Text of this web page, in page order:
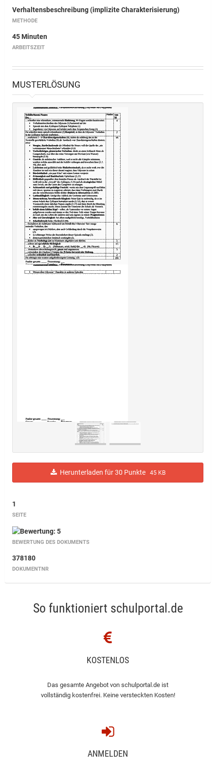
Verhaltensbeschreibung (implizite Charakterisierung)
METHODE
45 Minuten
ARBEITSZEIT
MUSTERLÖSUNG
Herunterladen für 30 Punkte 45 KB
1
SEITE
BEWERTUNG DES DOKUMENTS
378180
DOKUMENTNR
So funktioniert schulportal.de
KOSTENLOS
Das gesamte Angebot von schulportal.de ist
vollständig kostenfrei. Keine versteckten Kosten!
ANMELDEN